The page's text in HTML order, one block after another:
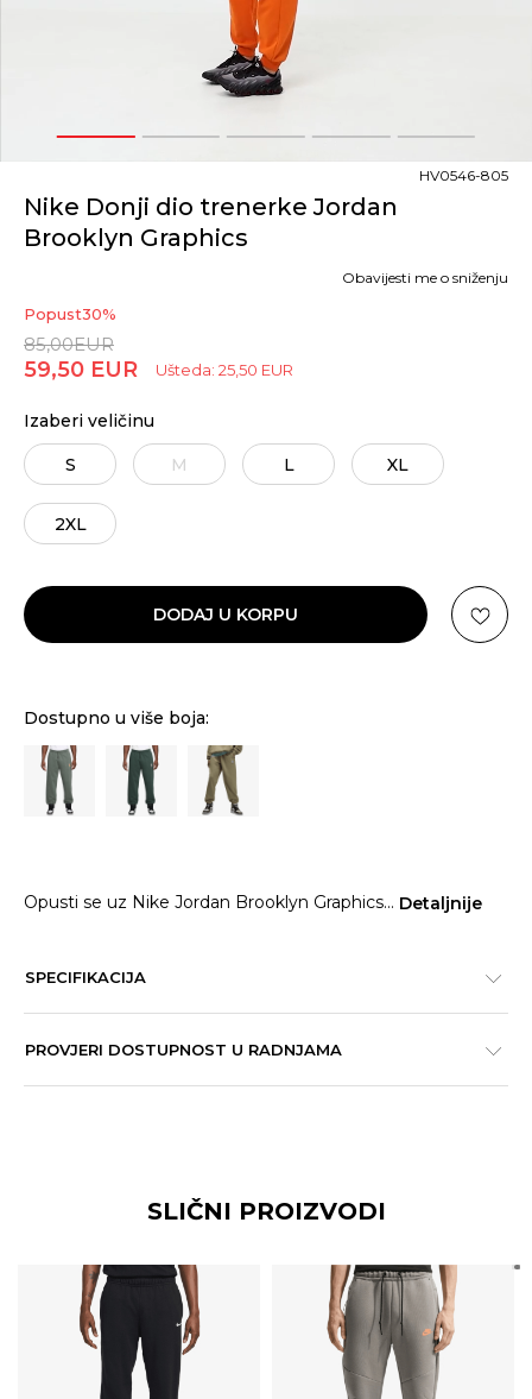
1 2 3 4 5
Nike Donji dio trenerke Jordan
Brooklyn Graphics
HV0546-805
Popust30%
85,00EUR
59,50 EUR Ušteda: 25,50 EUR
Obavijesti me o sniženju
Izaberi veličinu
S M L XL
2XL
DODAJ U KORPU
Dostupno u više boja:
Opusti se uz Nike Jordan Brooklyn Graphics... Detaljnije
SPECIFIKACIJA
PROVJERI DOSTUPNOST U RADNJAMA
SLIČNI PROIZVODI